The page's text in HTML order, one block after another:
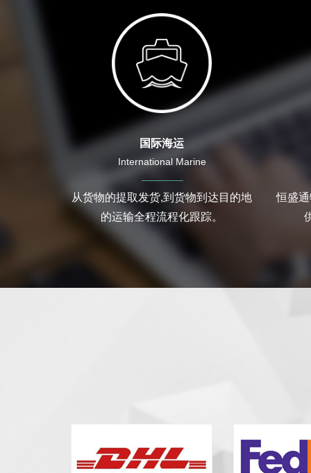
国际海运
International Marine
从货物的提取发货,到货物到达目的地
的运输全程流程化跟踪。
恒盛